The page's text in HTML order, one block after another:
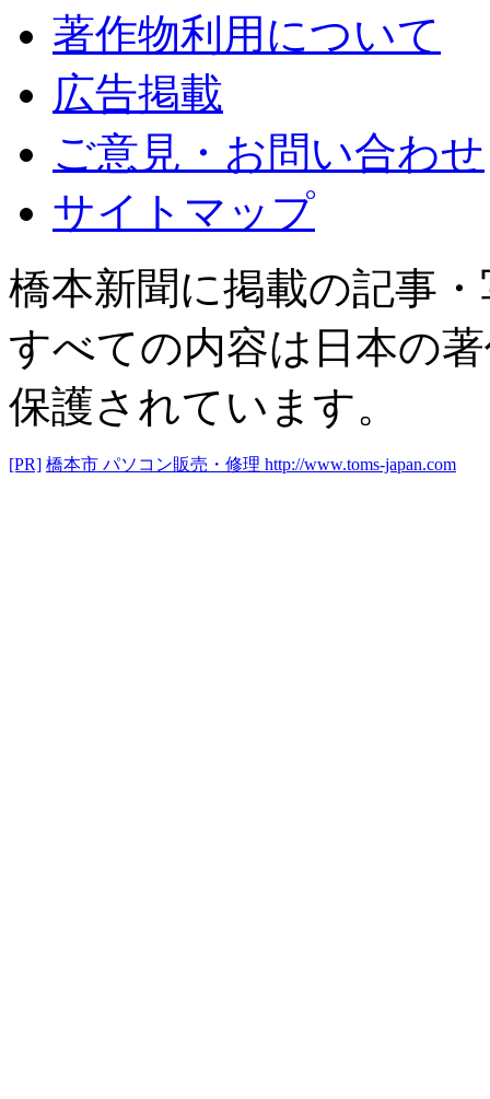
著作物利用について
広告掲載
ご意見・お問い合わせ
サイトマップ
橋本新聞に掲載の記事
すべての内容は日本の
保護されています。
[PR] 橋本市 パソコン販売・修理 http://www.toms-japan.com